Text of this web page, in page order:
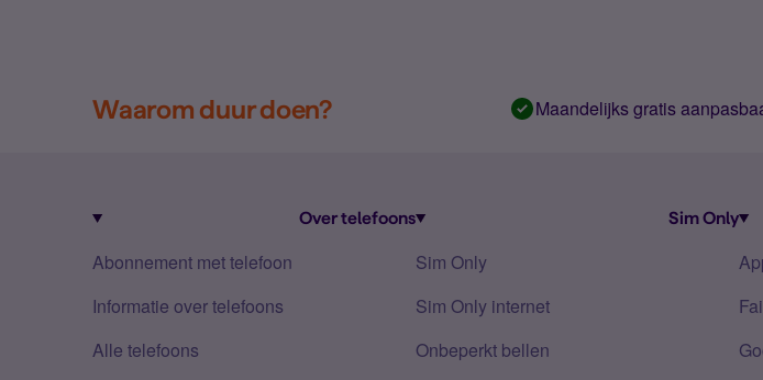
Waarom duur doen? Maandelijks gratis
Over telefoons
Abonnement met telefoon
Informatie over telefoons
Alle telefoons
Sim Only
Sim Only
Sim Only internet
Onbeperkt bellen